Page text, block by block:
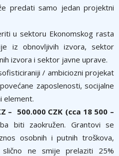
predati samo jedan projektni
u sektoru Ekonomskog rasta
iz obnovljivih izvora, sektor
izvora i sektor javne uprave.
/ ambiciozni projekat
zaposlenosti, socijalne
element.
– 500.000 CZK (cca 18 500 –
biti zaokružen. Grantovi se
osobnih i putnih troškova,
ne smije prelaziti 25%